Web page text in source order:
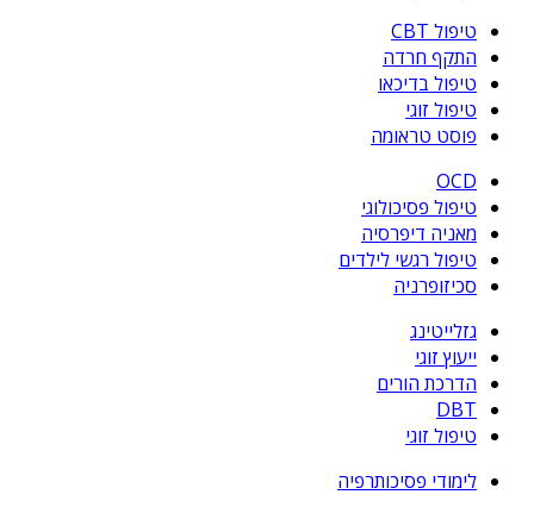
טיפול CBT
התקף חרדה
טיפול בדיכאו
טיפול זוגי
פוסט טראומה
OCD
טיפול פסיכולוגי
מאניה דיפרסיה
טיפול רגשי לילדים
סכיזופרניה
גזלייטינג
ייעוץ זוגי
הדרכת הורים
DBT
טיפול זוגי
לימודי פסיכותרפיה